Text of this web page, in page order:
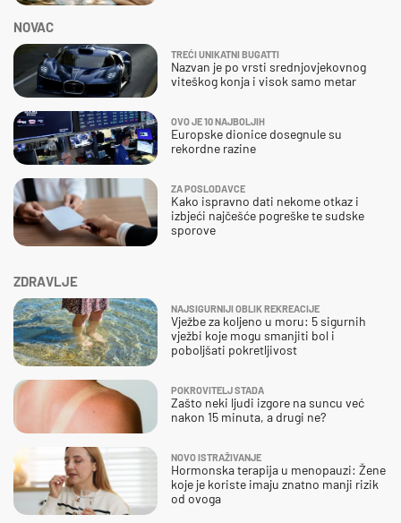
ZDRAVLJE
NAJSIGURNIJI OBLIK REKREACIJE
Vježbe za koljeno u moru: 5 sigurnih
vježbi koje mogu smanjiti bol i
poboljšati pokretljivost
POKROVITELJ STADA
Zašto neki ljudi izgore na suncu već
nakon 15 minuta, a drugi ne?
NOVO ISTRAŽIVANJE
Hormonska terapija u menopauzi: Žene
koje je koriste imaju znatno manji rizik
od ovoga
NOVAC
TREĆI UNIKATNI BUGATTI
Nazvan je po vrsti srednjovjekovnog
viteškog konja i visok samo metar
OVO JE 10 NAJBOLJIH
Europske dionice dosegnule su
rekordne razine
ZA POSLODAVCE
Kako ispravno dati nekome otkaz i
izbjeći najčešće pogreške te sudske
sporove